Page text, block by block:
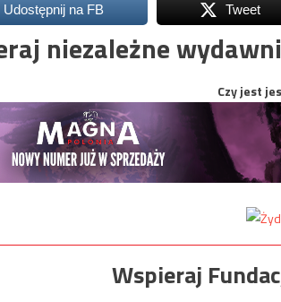
Udostępnij na FB Tweet
niezależne
Czy jest
Wspieraj